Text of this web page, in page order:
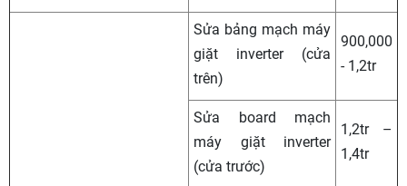
Sửa bảng mạch máy
giặt inverter (cửa
trên)
900,000
- 1,2tr
Sửa board mạch
máy giặt inverter
(cửa trước)
1,2tr –
1,4tr